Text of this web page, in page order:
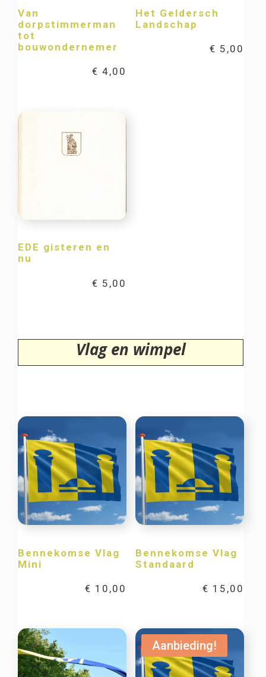
Van
dorpstimmerman
tot
bouwondernemer
€ 4,00
Het Geldersch
Landschap
€ 5,00
EDE gisteren en
nu
€ 5,00
Vlag en wimpel
Bennekomse Vlag
Mini
€ 10,00
Bennekomse Vlag
Standaard
€ 15,00
Aanbieding!